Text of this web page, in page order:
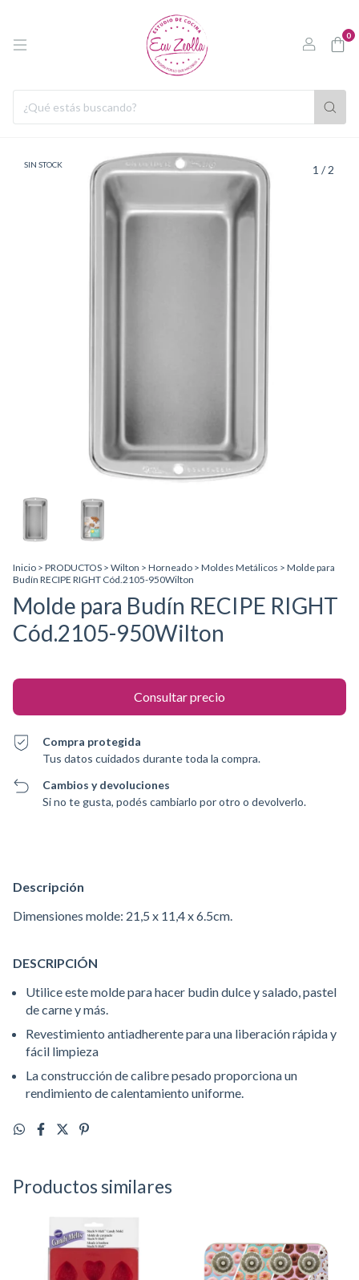
0
SIN STOCK 1 / 2
Inicio > PRODUCTOS > Wilton > Horneado > Moldes Metálicos > Molde para
Budín RECIPE RIGHT Cód.2105-950Wilton
Molde para Budín RECIPE RIGHT
Cód.2105-950Wilton
Compra protegida
Tus datos cuidados durante toda la compra.
Cambios y devoluciones
Si no te gusta, podés cambiarlo por otro o devolverlo.
Descripción
Dimensiones molde: 21,5 x 11,4 x 6.5cm.
DESCRIPCIÓN
Utilice este molde para hacer budin dulce y salado, pastel
de carne y más.
Revestimiento antiadherente para una liberación rápida y
fácil limpieza
La construcción de calibre pesado proporciona un
rendimiento de calentamiento uniforme.
Productos similares